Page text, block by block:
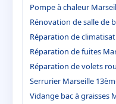
Pompe à chaleur
Rénovation de salle de
Réparation de
Réparation de fuites
Réparation de volets
Serrurier Marseille
Vidange bac à graisses